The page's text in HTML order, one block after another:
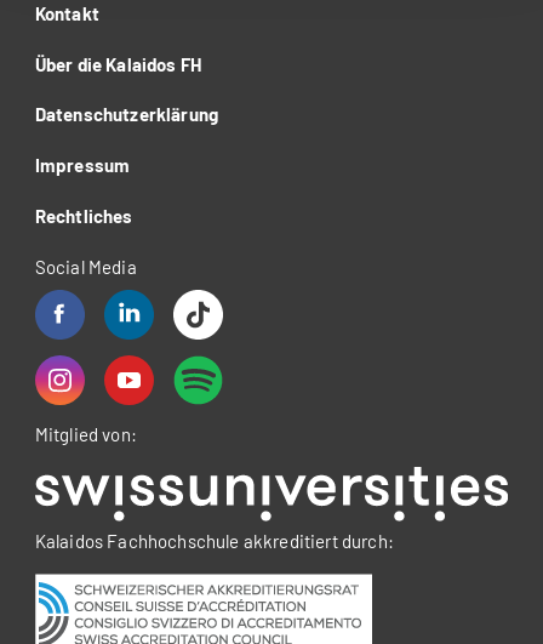
Kontakt
Über die Kalaidos FH
Datenschutzerklärung
Impressum
Rechtliches
Social Media
Mitglied von:
Kalaidos Fachhochschule akkreditiert durch: